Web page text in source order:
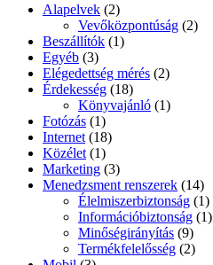
Alapelvek (2)
Vevőközpontúság (2)
Beszállítók (1)
Egyéb (3)
Elégedettség mérés (2)
Érdekesség (18)
Könyvajánló (1)
Fotózás (1)
Internet (18)
Közélet (1)
Marketing (3)
Menedzsment renszerek (14)
Élelmiszerbiztonság (1)
Információbiztonság (1)
Minőségirányítás (9)
Termékfelelősség (2)